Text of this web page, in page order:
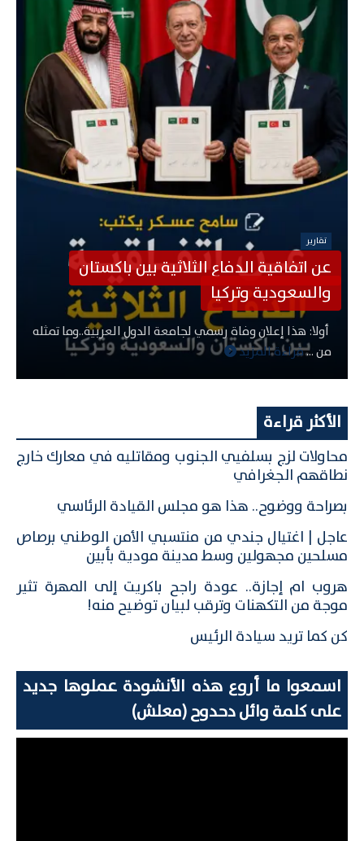
تقارير
عن اتفاقية الدفاع الثلاثية بين باكستان
والسعودية وتركيا
‏ ‏أولا: هذا إعلان وفاة رسمي لجامعة الدول العربية..وما تمثله
من ...قراءة المزيد
الأكثر قراءة
محاولات لزج بسلفيي الجنوب ومقاتليه في معارك خارج
نطاقهم الجغرافي
بصراحة ووضوح.. هذا هو مجلس القيادة الرئاسي
عاجل | اغتيال جندي من منتسبي الأمن الوطني برصاص
مسلحين مجهولين وسط مدينة مودية بأبين
هروب ام إجازة.. عودة راجح باكريت إلى المهرة تثير
موجة من التكهنات وترقب لبيان توضيح منه!
كن كما تريد سيادة الرئيس
اسمعوا ما أروع هذه الأنشودة عملوها جديد
على كلمة وائل دحدوح (معلش)